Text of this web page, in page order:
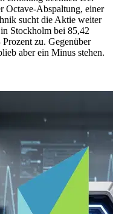
Octave-Abspaltung, einer
sucht die Aktie weiter
Stockholm bei 85,42
zu. Gegenüber
aber ein Minus stehen.